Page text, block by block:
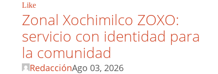
Like
Zonal Xochimilco ZOXO:
servicio con identidad para
la comunidad
RedacciónAgo 03, 2026